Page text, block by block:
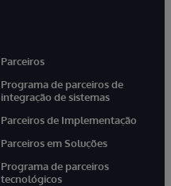
Parceiros
Programa de parceiros de
integração de sistemas
Parceiros de Implementação
Parceiros em Soluções
Programa de parceiros
tecnológicos